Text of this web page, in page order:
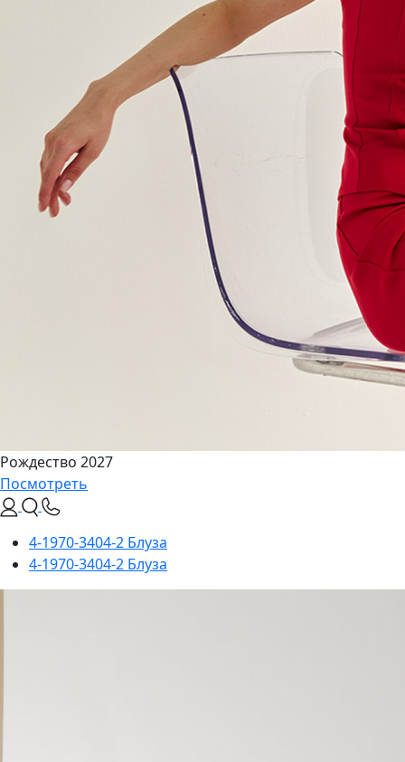
Рождество 2027
Посмотреть
4-1970-3404-2 Блуза
4-1970-3404-2 Блуза